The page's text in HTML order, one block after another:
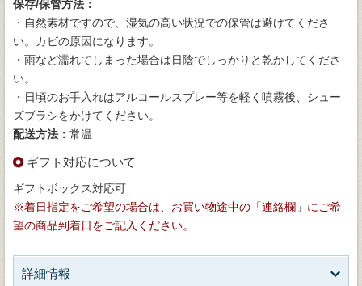
保存/保管方法：
・自然素材ですので、湿気の高い状況での保管は避けてくださ
い。カビの原因になります。
・雨など濡れてしまった場合は日陰でしっかりと乾かしてくださ
い。
・日頃のお手入れはアルコールスプレー等を軽く噴霧後、シュー
ズブラシをかけてください。
配送方法： 常温
ギフト対応について
ギフトボックス対応可
※着日指定をご希望の場合は、お買い物途中の「連絡欄」にご希
望の商品到着日をご記入ください。
詳細情報